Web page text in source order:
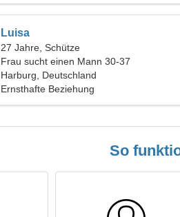
Luisa
27 Jahre, Schütze
Frau sucht einen Mann 30-37
Harburg, Deutschland
Ernsthafte Beziehung
So